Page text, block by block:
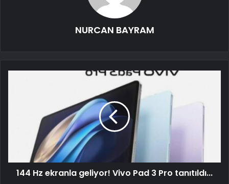
NURCAN BAYRAM
144 Hz ekranla geliyor! Vivo Pad 3 Pro tanıtıldı...